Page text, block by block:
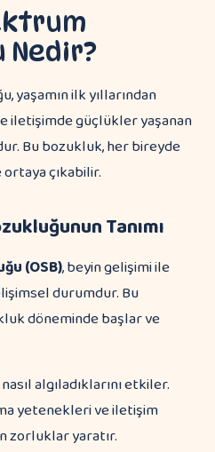
Nedir?
ilk yıllarından
iletişimde güçlükler yaşanan
Bu bozukluk, her bireyde
çıkabilir.
Tanımı
(OSB), beyin gelişimi ile
durumdur. Bu
döneminde başlar ve
algıladıklarını etkiler.
yetenekleri ve iletişim
zorluklar yaratır.